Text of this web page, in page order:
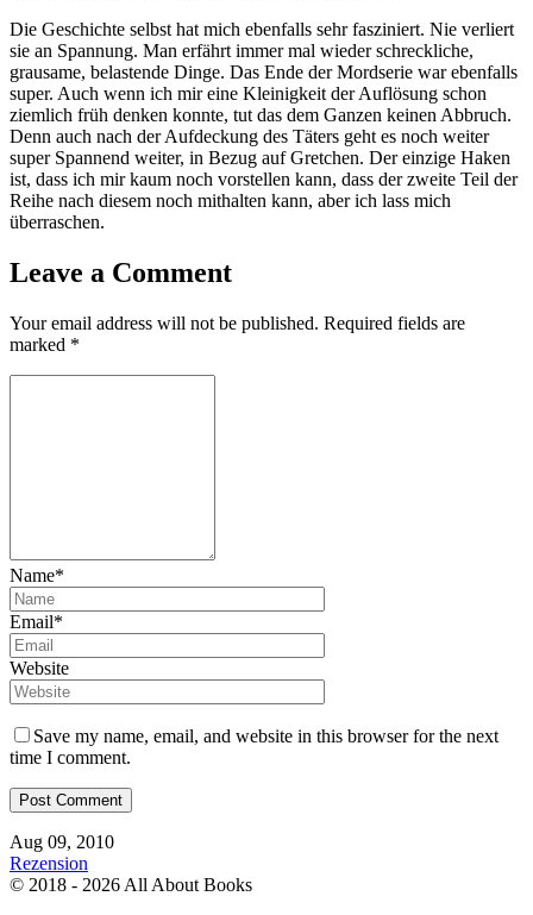
Die Geschichte selbst hat mich ebenfalls sehr fasziniert. Nie verliert
sie an Spannung. Man erfährt immer mal wieder schreckliche,
grausame, belastende Dinge. Das Ende der Mordserie war ebenfalls
super. Auch wenn ich mir eine Kleinigkeit der Auflösung schon
ziemlich früh denken konnte, tut das dem Ganzen keinen Abbruch.
Denn auch nach der Aufdeckung des Täters geht es noch weiter
super Spannend weiter, in Bezug auf Gretchen. Der einzige Haken
ist, dass ich mir kaum noch vorstellen kann, dass der zweite Teil der
Reihe nach diesem noch mithalten kann, aber ich lass mich
überraschen.
Leave a Comment
Your email address will not be published. Required fields are
marked *
Name*
Email*
Website
Save my name, email, and website in this browser for the next
time I comment.
Aug 09, 2010
Rezension
© 2018 - 2026 All About Books